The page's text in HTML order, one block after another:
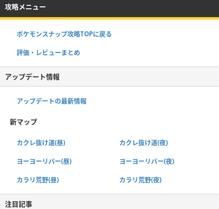
攻略メニュー
ポケモンスナップ攻略TOPに戻る
評価・レビューまとめ
アップデート情報
アップデートの最新情報
新マップ
カクレ抜け道(昼) カクレ抜け道(夜)
ヨーヨーリバー(昼) ヨーヨーリバー(夜)
カラリ荒野(昼) カラリ荒野(夜)
注目記事